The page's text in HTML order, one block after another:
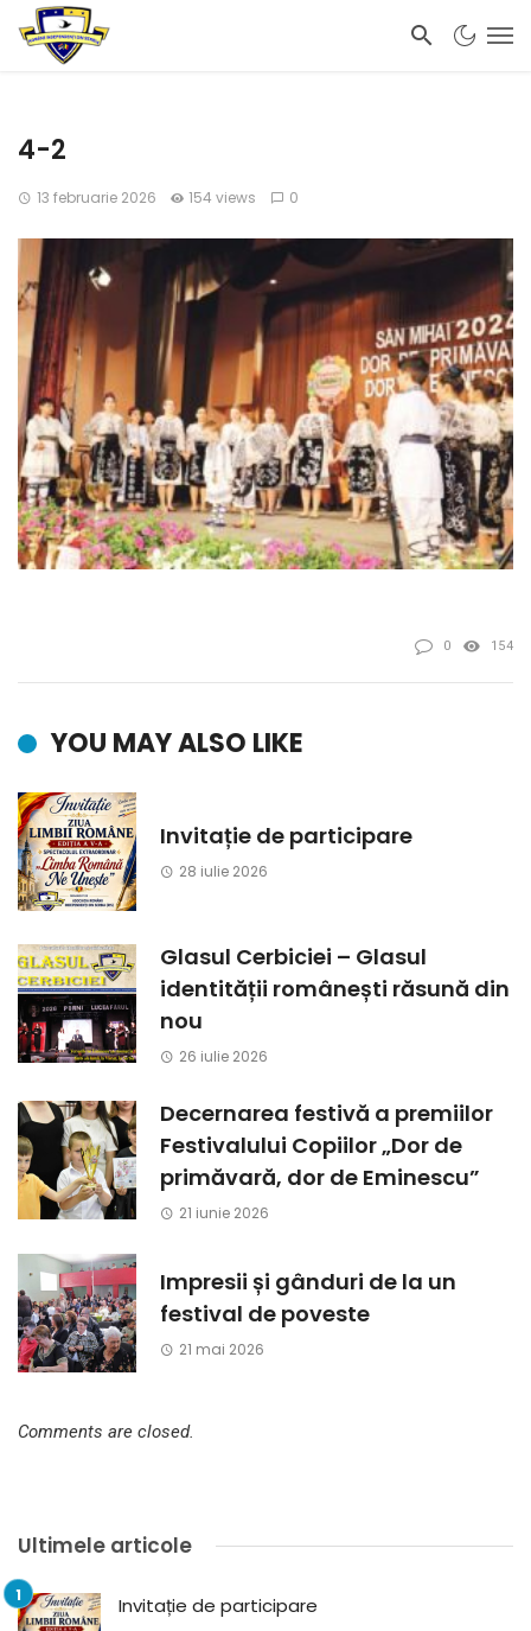
4-2
13 februarie 2026 154 views 0
0 154
YOU MAY ALSO LIKE
Invitație de participare
28 iulie 2026
Glasul Cerbiciei – Glasul
identității românești răsună din
nou
26 iulie 2026
Decernarea festivă a premiilor
Festivalului Copiilor „Dor de
primăvară, dor de Eminescu”
21 iunie 2026
Impresii și gânduri de la un
festival de poveste
21 mai 2026
Comments are closed.
Ultimele articole
Invitație de participare